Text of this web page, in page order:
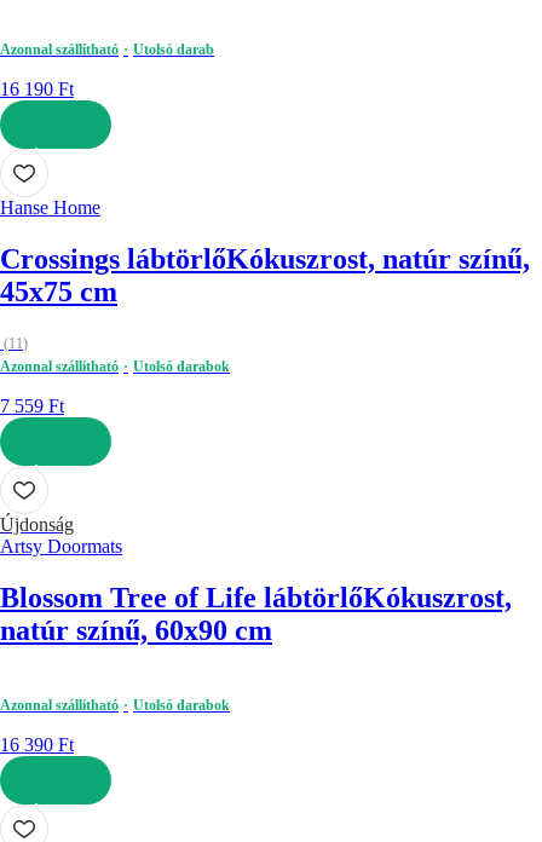
Azonnal szállítható Utolsó darab
16 190 Ft
KOSÁRBA
Hanse Home
Crossings lábtörlőKókuszrost, natúr színű,
45x75 cm
(11)
Azonnal szállítható
Utolsó darabok
7 559 Ft
KOSÁRBA
Újdonság
Artsy Doormats
Blossom Tree of Life lábtörlőKókuszrost,
natúr színű, 60x90 cm
Azonnal szállítható Utolsó darabok
16 390 Ft
KOSÁRBA